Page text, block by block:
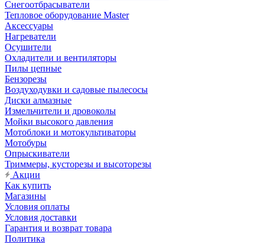
Снегоотбрасыватели
Тепловое оборудование Master
Аксессуары
Нагреватели
Осушители
Охладители и вентиляторы
Пилы цепные
Бензорезы
Воздуходувки и садовые пылесосы
Диски алмазные
Измельчители и дровоколы
Мойки высокого давления
Мотоблоки и мотокультиваторы
Мотобуры
Опрыскиватели
Триммеры, кусторезы и высоторезы
Акции
Как купить
Магазины
Условия оплаты
Условия доставки
Гарантия и возврат товара
Политика